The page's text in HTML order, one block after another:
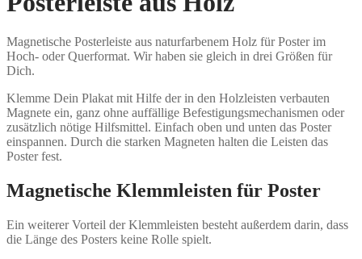
Magnetische Posterleiste aus naturfarbenem Holz für Poster im
Hoch- oder Querformat. Wir haben sie gleich in drei Größen für
Dich.
Klemme Dein Plakat mit Hilfe der in den Holzleisten verbauten
Magnete ein, ganz ohne auffällige Befestigungsmechanismen oder
zusätzlich nötige Hilfsmittel. Einfach oben und unten das Poster
einspannen. Durch die starken Magneten halten die Leisten das
Poster fest.
Magnetische Klemmleisten für Poster
Ein weiterer Vorteil der Klemmleisten besteht außerdem darin, dass
die Länge des Posters keine Rolle spielt.